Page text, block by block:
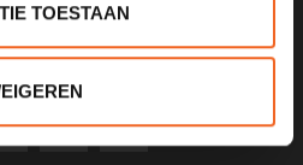
TOESTAAN